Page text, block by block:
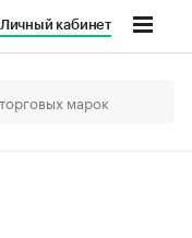
Личный кабинет